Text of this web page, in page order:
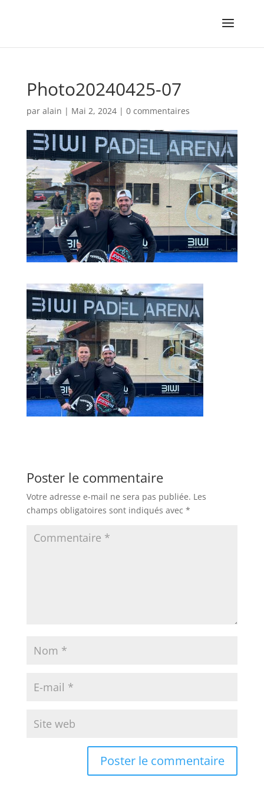
Photo20240425-07
par alain | Mai 2, 2024| 0 commentaires
Poster le commentaire
Votre adresse e-mail ne sera pas publiée. Les
champs obligatoires sont indiqués avec *